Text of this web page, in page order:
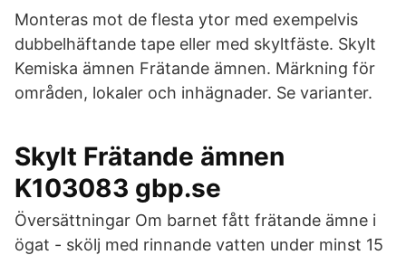
Monteras mot de flesta ytor med exempelvis
dubbelhäftande tape eller med skyltfäste. Skylt
Kemiska ämnen Frätande ämnen. Märkning för
områden, lokaler och inhägnader. Se varianter.
Skylt Frätande ämnen
K103083 gbp.se
Översättningar Om barnet fått frätande ämne i
ögat - skölj med rinnande vatten under minst 15